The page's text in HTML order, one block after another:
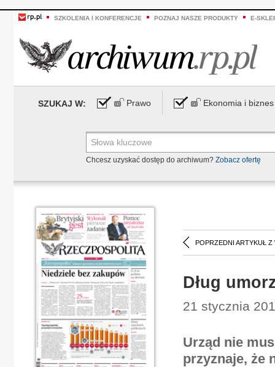
SZKOLENIA I KONFERENCJE POZNAJ NASZE PRODUKTY E-
SZUKAJ W: Prawo Ekonomia i biznes
Chcesz uzyskać dostęp do archiwum? Zobacz ofertę
POPRZEDNI ARTYKUŁ Z
Dług
21 stycznia
Urząd nie
przyznaje, że